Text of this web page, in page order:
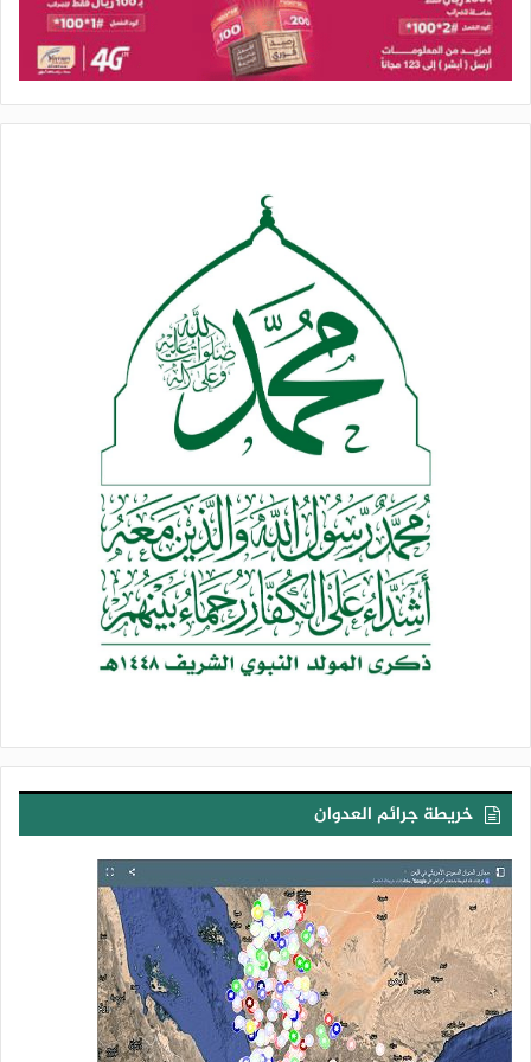
وأوضحوا أن الاعتداءات على الضاحية الجنوبية لبيروت وغيرها من
المناطق اللبنانية، تكشف الطبيعة العدوانية للكيان الصهيوني وسعيه
وإسلامي موحد لمواجهة الانتهاكات ودعم صمود الشعب اللبناني.
وجدّدوا التأكيد على أهمية رفع مستوى الوعي واليقظة وتعزيز
الجهوزية في مختلف المجالات، باعتبار ذلك مسؤولية وطنية ودينية
تفرضها طبيعة المرحلة وما تشهده المنطقة من متغيرات وتحديات
وباركوا الضربات النوعية التي وجهتها الجمهورية الإسلامية في إيران
للقوات والقواعد الأمريكية في المنطقة، مشيدين بإعلان إغلاق
مضيق هرمز كخطوة استراتيجية رادعة في وجه قوى الاستكبار
كما أشادوا بالعمليات العسكرية المستمرة والمتصاعدة التي تنفذها
القوات المسلحة اليمنية ضد العدو الإسرائيلي في دك أهداف
حساسة في عمق الأراضي الفلسطينية المحتلة وقرار فرض الحصار
البحري عليه، مؤكدين أن تلك الضربات المتكاملة تمثل رداً عملياً على
غطرسة العدو الصهيوني والأمريكي.
ونوّهوا إلى أن الأمة الإسلامية، ممثلة بمحور المقاومة، تخخوض
والضاحية الجنوبية هو ذاته العدو الذي يستهدف صنعاء وطهران وكل
شعوب وحركات المنطقة الحرة، مما يحتم على الجميع الانطلاق من
مبدأ الاعتصام بحبل الله المتين، والوقوف في خندق واحد حتى
تحقيق النصر الموعود.
واعتبروا الملحمة البطولية لمحور المقاومة عقبة كبرى وصخرة صُلبة
تتحطم عليها أحلام اليمين الصهيوني وأنظمة الخيانة العربية في
تصفية القضية الفلسطينية والهيمنة على المنطقة، مشيرين إلى أن
دماء شهداء المحور والتضحيات الجسام ستتوج بنصر إلهي مؤزر يغير
مسار التاريخ.
خريطة جرائم العدوان